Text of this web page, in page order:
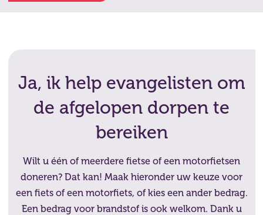
Ja, ik help evangelisten om
de afgelopen dorpen te
bereiken
Wilt u één of meerdere fietse of een motorfietsen
doneren? Dat kan! Maak hieronder uw keuze voor
een fiets of een motorfiets, of kies een ander bedrag.
Een bedrag voor brandstof is ook welkom. Dank u